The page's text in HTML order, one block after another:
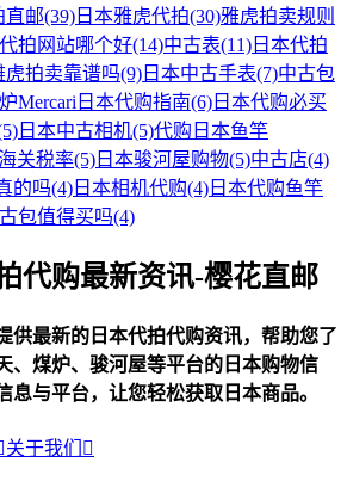
直邮(39) 日本雅虎代拍(30)雅虎拍卖规则
拍网站哪个好(14)中古表(11) 日本代拍
虎拍卖靠谱吗(9) 日本中古手表(7)中古包
Mercari日本代购指南(6) 日本代购必买
日本中古相机(5)代购日本鱼竿
关税率(5) 日本骏河屋购物(5)中古店(4)
的吗(4) 日本相机代购(4) 日本代购鱼竿
包值得买吗(4)
代购最新资讯-樱花直邮
供最新的日本代拍代购资讯，帮助您了
、煤炉、骏河屋等平台的日本购物信
息与平台，让您轻松获取日本商品。
关于我们 